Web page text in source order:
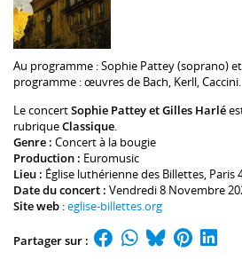
Au programme :Sophie Pattey(soprano) et
programme : œuvres de Bach, Kerll, Caccini.
Le concertSophie Pattey et Gilles Harlé
rubriqueClassique.
Genre : Concert à la bougie
Production : Euromusic
Lieu : Église luthérienne des Billettes, Paris
Date du concert : Vendredi 8 Novembre
Site web :eglise-billettes.org
Partager sur :